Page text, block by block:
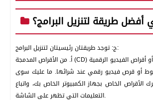
ج: توجد طريقتان رئيسيتان لتنزيل البرامج:
أ‌. من الأقراص المدمجة (CD) أو أقراص الفيديو الرقمية (DVD): غالبًا ما تأتي
أو قرص فيديو رقمي عند شرائها. ما عليك سوى
الخاص بجهاز الكمبيوتر الخاص بك، واتباع
التعليمات التي تظهر على الشاشة.